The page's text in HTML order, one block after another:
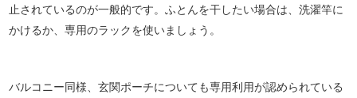
止されているのが一般的です。ふとんを干したい場合は、洗濯竿に
かけるか、専用のラックを使いましょう。
バルコニー同様、玄関ポーチについても専用利用が認められている